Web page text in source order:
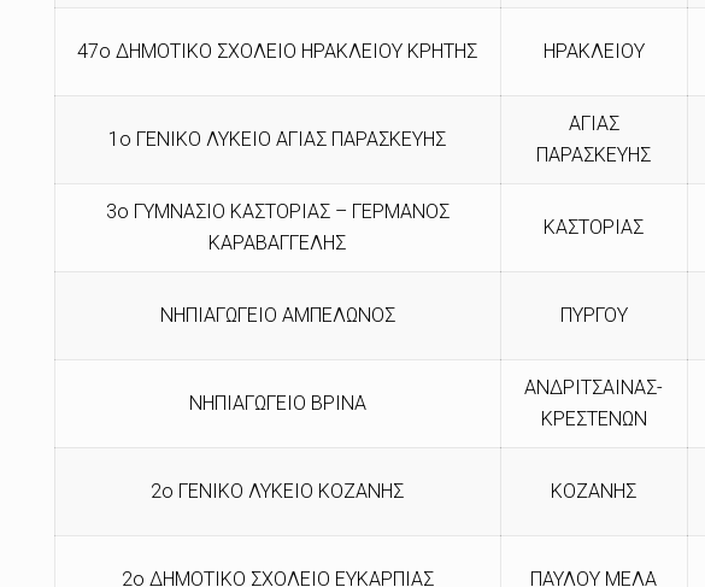
47ο ΔΗΜΟΤΙΚΟ ΣΧΟΛΕΙΟ ΗΡΑΚΛΕΙΟΥ ΚΡΗΤΗΣ ΗΡΑΚΛΕΙΟΥ
1ο ΓΕΝΙΚΟ ΛΥΚΕΙΟ ΑΓΙΑΣ ΠΑΡΑΣΚΕΥΗΣ
ΑΓΙΑΣ
ΠΑΡΑΣΚΕΥΗΣ
3ο ΓΥΜΝΑΣΙΟ ΚΑΣΤΟΡΙΑΣ – ΓΕΡΜΑΝΟΣ
ΚΑΡΑΒΑΓΓΕΛΗΣ
ΚΑΣΤΟΡΙΑΣ
ΝΗΠΙΑΓΩΓΕΙΟ ΑΜΠΕΛΩΝΟΣ ΠΥΡΓΟΥ
ΝΗΠΙΑΓΩΓΕΙΟ ΒΡΙΝΑ
ΑΝΔΡΙΤΣΑΙΝΑΣ-
ΚΡΕΣΤΕΝΩΝ
2ο ΓΕΝΙΚΟ ΛΥΚΕΙΟ ΚΟΖΑΝΗΣ ΚΟΖΑΝΗΣ
2ο ΔΗΜΟΤΙΚΟ ΣΧΟΛΕΙΟ ΕΥΚΑΡΠΙΑΣ ΠΑΥΛΟΥ ΜΕΛΑ